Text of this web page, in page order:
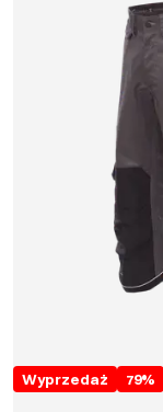
Wyprzedaż 79%